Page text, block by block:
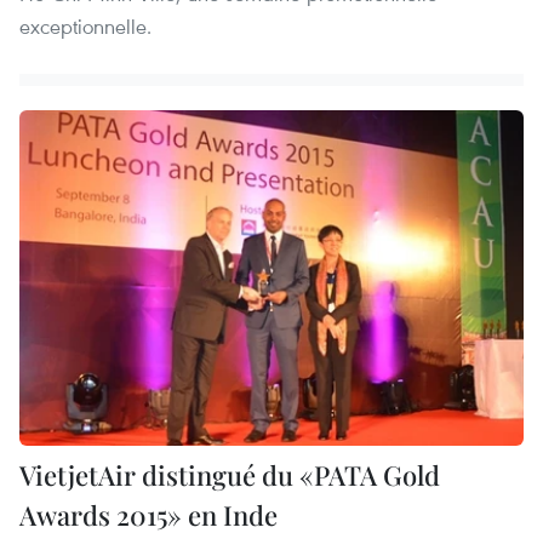
exceptionnelle.
VietjetAir distingué du «PATA Gold
Awards 2015» en Inde